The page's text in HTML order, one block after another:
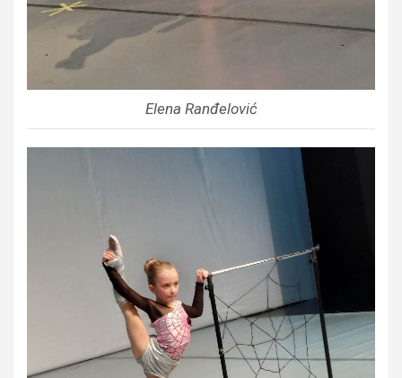
Elena Ranđelović